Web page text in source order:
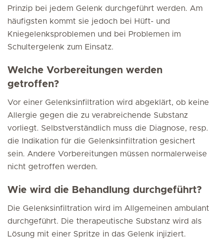
Prinzip bei jedem Gelenk durchgeführt werden. Am
häufigsten kommt sie jedoch bei Hüft- und
Kniegelenksproblemen und bei Problemen im
Schultergelenk zum Einsatz.
Welche Vorbereitungen werden
getroffen?
Vor einer Gelenksinfiltration wird abgeklärt, ob keine
Allergie gegen die zu verabreichende Substanz
vorliegt. Selbstverständlich muss die Diagnose, resp.
die Indikation für die Gelenksinfiltration gesichert
sein. Andere Vorbereitungen müssen normalerweise
nicht getroffen werden.
Wie wird die Behandlung durchgeführt?
Die Gelenksinfiltration wird im Allgemeinen ambulant
durchgeführt. Die therapeutische Substanz wird als
Lösung mit einer Spritze in das Gelenk injiziert.